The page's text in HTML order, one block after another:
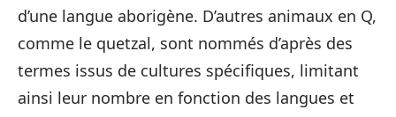
d’une langue aborigène. D’autres animaux en Q,
comme le quetzal, sont nommés d’après des
termes issus de cultures spécifiques, limitant
ainsi leur nombre en fonction des langues et